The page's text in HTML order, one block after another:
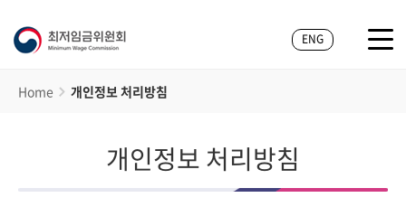
ENG
Home 개인정보 처리방침
개인정보 처리방침